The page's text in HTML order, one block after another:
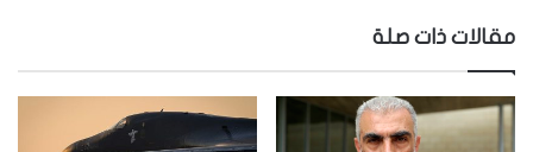
مقالات ذات صلة